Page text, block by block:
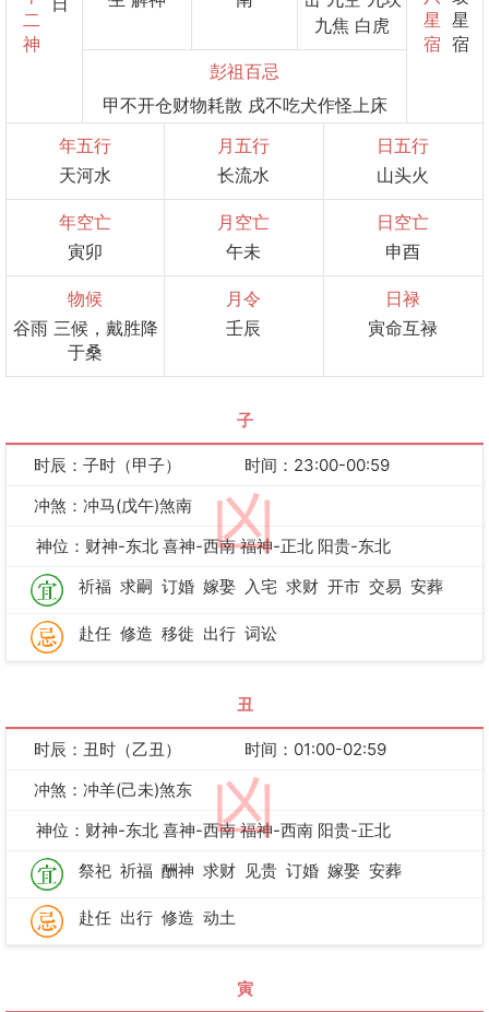
二
神
九焦 白虎
彭祖百忌
甲不开仓财物耗散 戌不吃犬作怪上床
星
宿
星
宿
年五行
天河水
月五行
长流水
日五行
山头火
年空亡
寅卯
月空亡
午未
日空亡
申酉
物候
谷雨 三候，戴胜降
于桑
月令
壬辰
日禄
寅命互禄
子
凶
时辰：子时（甲子）
时间：23:00-00:59
冲煞：冲马(戊午)煞南
神位：财神-东北 喜神-西南 福神-正北 阳贵-东北
祈福 求嗣 订婚 嫁娶 入宅 求财 开市 交易 安葬
赴任 修造 移徙 出行 词讼
丑
凶
时辰：丑时（乙丑）
时间：01:00-02:59
冲煞：冲羊(己未)煞东
神位：财神-东北 喜神-西南 福神-西南 阳贵-正北
祭祀 祈福 酬神 求财 见贵 订婚 嫁娶 安葬
赴任 出行 修造 动土
寅